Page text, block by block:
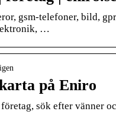
gsm-telefoner, bild,
…
på Eniro
sök efter vänner